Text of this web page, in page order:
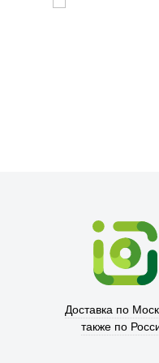
Доставка по
также по